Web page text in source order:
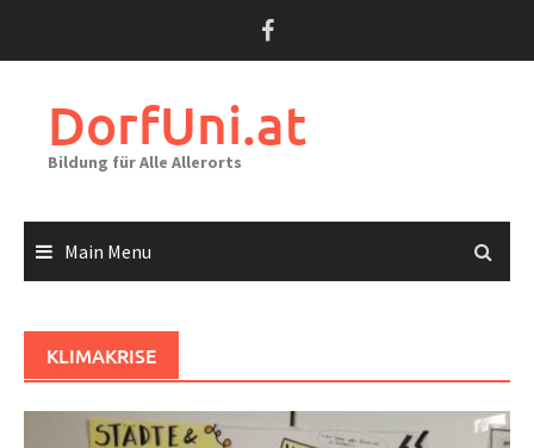
DorfUni.at
Bildung für Alle Allerorts
Main Menu
KLIMAKRISE